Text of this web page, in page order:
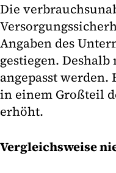
Die
Angaben des
gestiegen.
angepasst werden.
in einem Großteil
erhöht.
Vergleichsweise